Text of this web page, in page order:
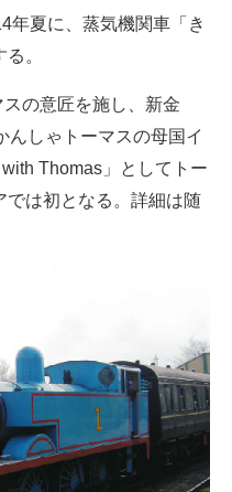
夏に、蒸気機関車「き
。
の意匠を施し、新金
んしゃトーマスの母国イ
Thomas」としてトー
では初となる。詳細は随